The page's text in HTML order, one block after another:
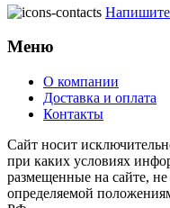
Меню
О компании
Доставка и оплата
Контакты
Cайт носит
при каких условиях
размещенные на сайте,
определяемой